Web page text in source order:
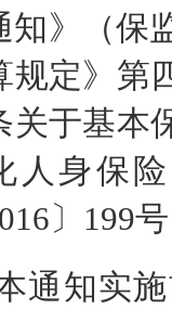
知》（保
规定》第
关于基本
人身保
〕199
通知实